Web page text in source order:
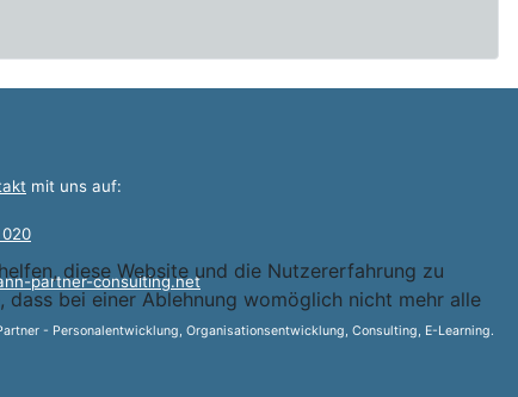
mit uns auf:
partner-consulting.net
- Personalentwicklung, Organisationsentwicklung, Consulting, E-Learning.
diese Website und die Nutzererfahrung zu
bei einer Ablehnung womöglich nicht mehr alle